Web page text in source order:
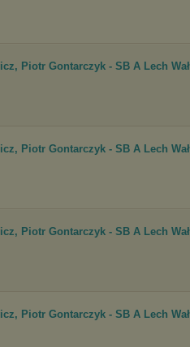
Piotr Gontarczyk - SB A Lech
Piotr Gontarczyk - SB A Lech
Piotr Gontarczyk - SB A Lech
Piotr Gontarczyk - SB A Lech